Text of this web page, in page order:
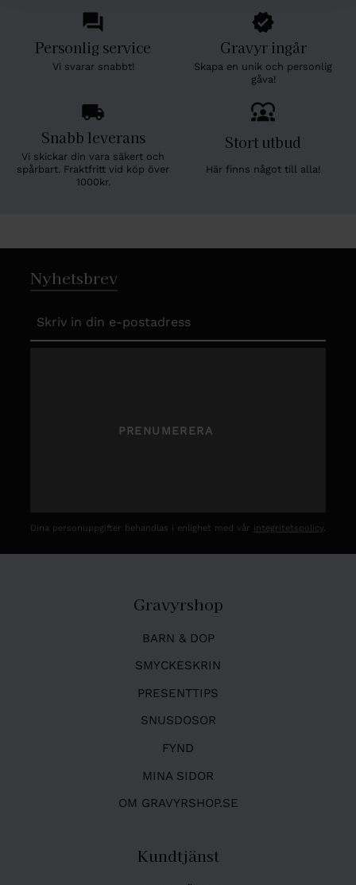
Personlig service
Vi svarar snabbt!
Gravyr ingår
Skapa en unik och personlig
gåva!
Snabb leverans
Vi skickar din vara säkert och
spårbart. Fraktfritt vid köp över
1000kr.
Stort utbud
Här finns något till alla!
Nyhetsbrev
PRENUMERERA
Dina personuppgifter behandlas i enlighet med vår integritetspolicy.
Gravyrshop
BARN & DOP
SMYCKESKRIN
PRESENTTIPS
SNUSDOSOR
FYND
MINA SIDOR
OM GRAVYRSHOP.SE
Kundtjänst